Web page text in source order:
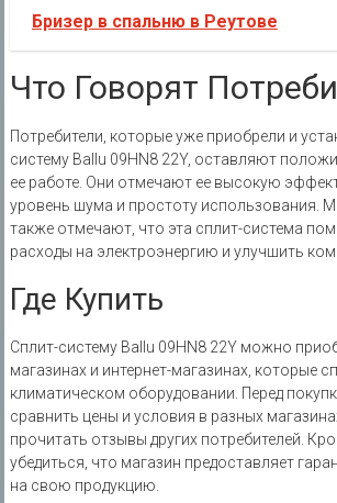
Бризер в спальню в Реутове
Что Говорят
Потребители‚ которые уже приобрели и
систему Ballu 09HN8 22Y‚ оставляют
ее работе. Они отмечают ее высокую
уровень шума и простоту использования.
также отмечают‚ что эта сплит-система
расходы на электроэнергию и улучшить
Где Купить
Сплит-систему Ballu 09HN8 22Y можно
магазинах и интернет-магазинах‚ которые
климатическом оборудовании. Перед
сравнить цены и условия в разных
прочитать отзывы других потребителей.
убедиться‚ что магазин предоставляет
на свою продукцию.